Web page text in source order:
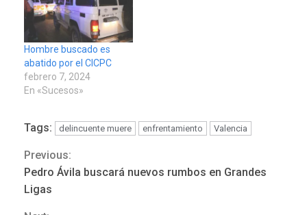
Hombre buscado es
abatido por el CICPC
febrero 7, 2024
En «Sucesos»
Tags: delincuente muere enfrentamiento Valencia
Continue
Reading
Previous:
Pedro Ávila buscará nuevos rumbos en Grandes
Ligas